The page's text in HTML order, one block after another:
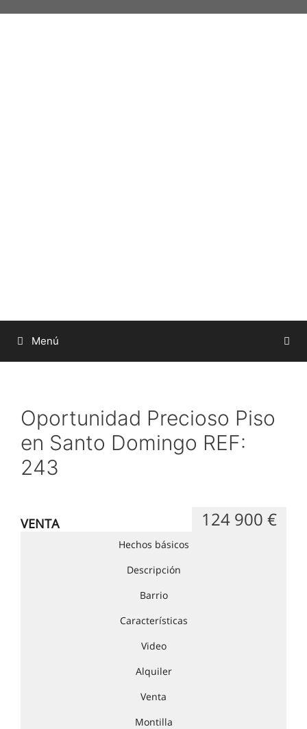
Menú
Oportunidad Precioso Piso
en Santo Domingo REF:
243
VENTA 124 900 €
Hechos básicos
Descripción
Barrio
Características
Video
Alquiler
Venta
Montilla